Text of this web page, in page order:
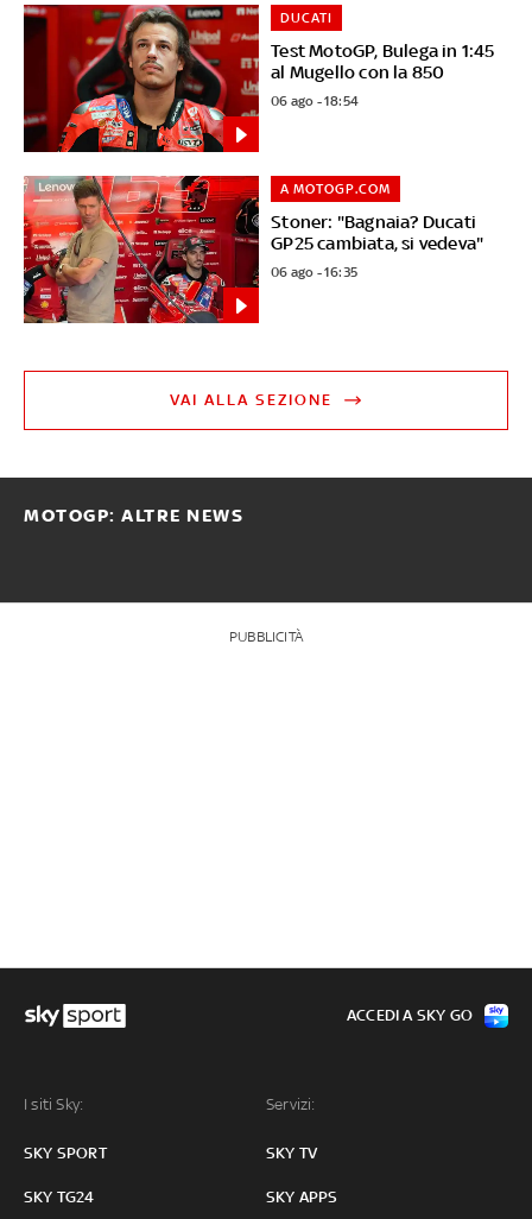
Test MotoGP, Bulega in 1:45
al Mugello con la 850
DUCATI
06 ago - 18:54
Stoner: "Bagnaia? Ducati
GP25 cambiata, si vedeva"
A MOTOGP.COM
06 ago - 16:35
VAI ALLA SEZIONE
MOTOGP: ALTRE NEWS
PUBBLICITÀ
I siti Sky:
SKY SPORT
SKY TG24
Servizi:
SKY TV
SKY APPS
ACCEDI A SKY GO